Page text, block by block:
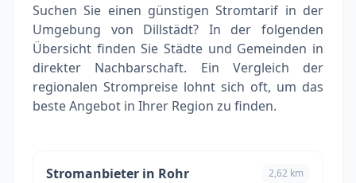
Suchen Sie einen günstigen Stromtarif in der
Umgebung von Dillstädt? In der folgenden
Übersicht finden Sie Städte und Gemeinden in
direkter Nachbarschaft. Ein Vergleich der
regionalen Strompreise lohnt sich oft, um das
beste Angebot in Ihrer Region zu finden.
Stromanbieter in Rohr 2,62 km